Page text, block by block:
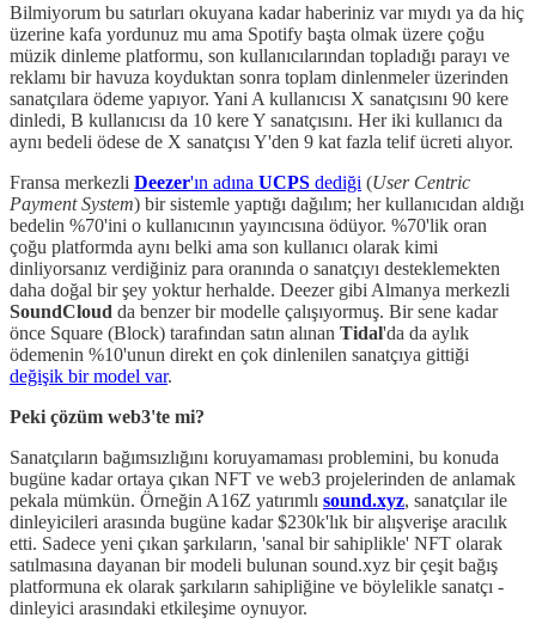
Bilmiyorum bu satırları okuyana kadar haberiniz var mıydı ya da hiç
üzerine kafa yordunuz mu ama Spotify başta olmak üzere çoğu
müzik dinleme platformu, son kullanıcılarından topladığı parayı ve
reklamı bir havuza koyduktan sonra toplam dinlenmeler üzerinden
sanatçılara ödeme yapıyor. Yani A kullanıcısı X sanatçısını 90 kere
dinledi, B kullanıcısı da 10 kere Y sanatçısını. Her iki kullanıcı da
aynı bedeli ödese de X sanatçısı Y'den 9 kat fazla telif ücreti alıyor.
Fransa merkezli Deezer'ın adına UCPS dediği (User Centric
Payment System) bir sistemle yaptığı dağılım; her kullanıcıdan aldığı
bedelin %70'ini o kullanıcının yayıncısına ödüyor. %70'lik oran
çoğu platformda aynı belki ama son kullanıcı olarak kimi
dinliyorsanız verdiğiniz para oranında o sanatçıyı desteklemekten
daha doğal bir şey yoktur herhalde. Deezer gibi Almanya merkezli
SoundCloud da benzer bir modelle çalışıyormuş. Bir sene kadar
önce Square (Block) tarafından satın alınan Tidal'da da aylık
ödemenin %10'unun direkt en çok dinlenilen sanatçıya gittiği
değişik bir model var.
Peki çözüm web3'te mi?
Sanatçıların bağımsızlığını koruyamaması problemini, bu konuda
bugüne kadar ortaya çıkan NFT ve web3 projelerinden de anlamak
pekala mümkün. Örneğin A16Z yatırımlı sound.xyz, sanatçılar ile
dinleyicileri arasında bugüne kadar $230k'lık bir alışverişe aracılık
etti. Sadece yeni çıkan şarkıların, 'sanal bir sahiplikle' NFT olarak
satılmasına dayanan bir modeli bulunan sound.xyz bir çeşit bağış
platformuna ek olarak şarkıların sahipliğine ve böylelikle sanatçı -
dinleyici arasındaki etkileşime oynuyor.